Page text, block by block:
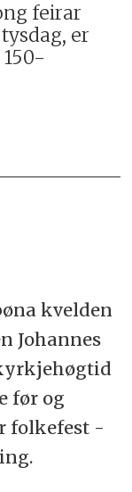
feirar
er
kvelden
Johannes
før og
folkefest -